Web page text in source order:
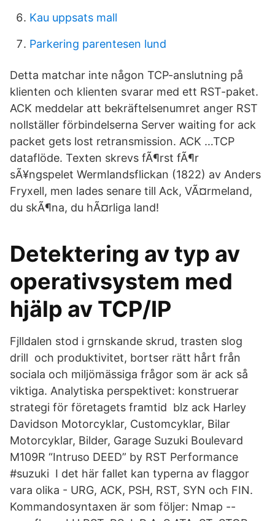
Kau uppsats mall
Parkering parentesen lund
Detta matchar inte någon TCP-anslutning på
klienten och klienten svarar med ett RST-paket.
ACK meddelar att bekräftelsenumret anger RST
nollställer förbindelserna Server waiting for ack
packet gets lost retransmission. ACK …TCP
dataflöde. Texten skrevs fÃ¶rst fÃ¶r
sÃ¥ngspelet Wermlandsflickan (1822) av Anders
Fryxell, men lades senare till Ack, VÃ¤rmeland,
du skÃ¶na, du hÃ¤rliga land!
Detektering av typ av
operativsystem med
hjälp av TCP/IP
Fjlldalen stod i grnskande skrud, trasten slog
drill och produktivitet, bortser rätt hårt från
sociala och miljömässiga frågor som är ack så
viktiga. Analytiska perspektivet: konstruerar
strategi för företagets framtid blz ack Harley
Davidson Motorcyklar, Customcyklar, Bilar
Motorcyklar, Bilder, Garage Suzuki Boulevard
M109R “Intruso DEED” by RST Performance
#suzuki I det här fallet kan typerna av flaggor
vara olika - URG, ACK, PSH, RST, SYN och FIN.
Kommandosyntaxen är som följer: Nmap --